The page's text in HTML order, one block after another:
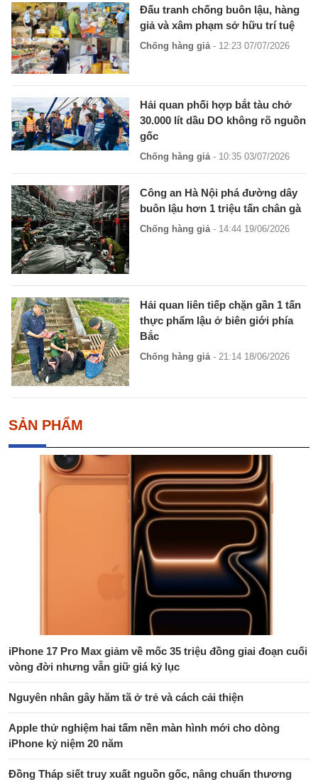
Đấu tranh chống buôn lậu, hàng
giả và xâm phạm sở hữu trí tuệ
Chống hàng giả- 12:23 07/07/2026
Hải quan phối hợp bắt tàu chở
30.000 lít dầu DO không rõ nguồn
gốc
Chống hàng giả- 10:35 03/07/2026
Công an Hà Nội phá đường dây
buôn lậu hơn 1 triệu tấn chân gà
Chống hàng giả- 14:44 19/06/2026
Hải quan liên tiếp chặn gần 1 tấn
thực phẩm lậu ở biên giới phía
Bắc
Chống hàng giả- 21:14 18/06/2026
SẢN PHẨM
iPhone 17 Pro Max giảm về mốc 35 triệu đồng giai đoạn cuối
vòng đời nhưng vẫn giữ giá kỷ lục
Nguyên nhân gây hăm tã ở trẻ và cách cải thiện
Apple thử nghiệm hai tấm nền màn hình mới cho dòng
iPhone kỷ niệm 20 năm
Đồng Tháp siết truy xuất nguồn gốc, nâng chuẩn thương